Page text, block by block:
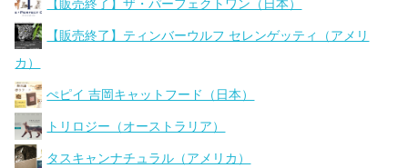
【販売終了】ザ・パーフェクトワン（日本）
【販売終了】ティンバーウルフ セレンゲッティ（アメリ
カ）
ぺピイ 吉岡キャットフード（日本）
トリロジー（オーストラリア）
タスキャンナチュラル（アメリカ）